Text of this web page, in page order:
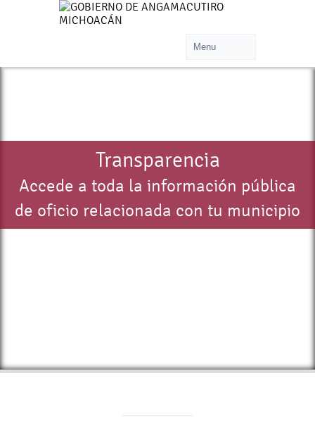
Transparencia
Accede a toda la información pública
de oficio relacionada con tu municipio